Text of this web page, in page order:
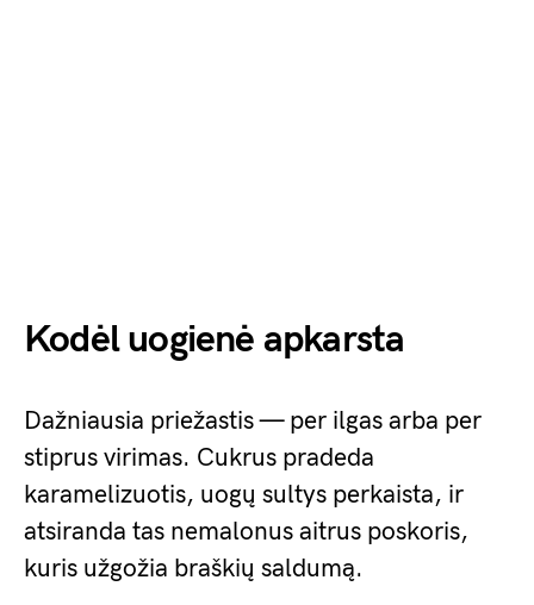
Kodėl uogienė apkarsta
Dažniausia priežastis — per ilgas arba per
stiprus virimas. Cukrus pradeda
karamelizuotis, uogų sultys perkaista, ir
atsiranda tas nemalonus aitrus poskoris,
kuris užgožia braškių saldumą.